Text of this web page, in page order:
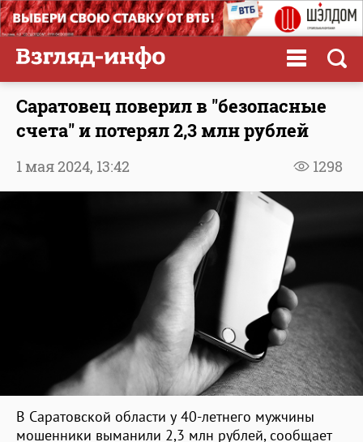
Саратовец поверил в "безопасные
счета" и потерял 2,3 млн рублей
1298
1 мая 2024, 13:42
В Саратовской области у 40-летнего мужчины
мошенники выманили 2,3 млн рублей, сообщает